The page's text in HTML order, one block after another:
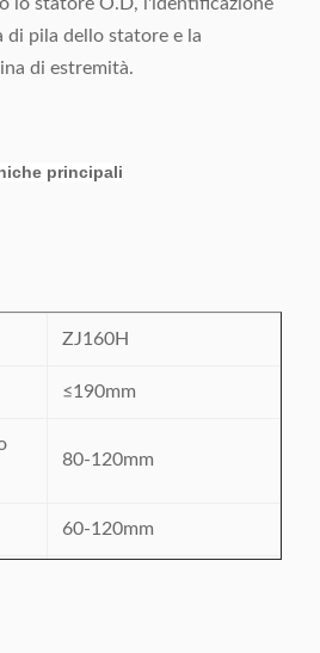
di pila dello statore e la
di estremità.
principali
ZJ160H
≤190mm
80-120mm
60-120mm